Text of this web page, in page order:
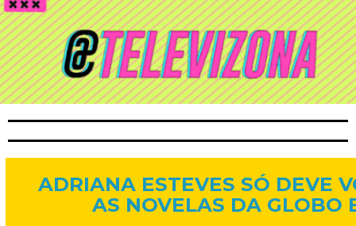
ADRIANA ESTEVES SÓ DEVE
AS NOVELAS DA GLOBO